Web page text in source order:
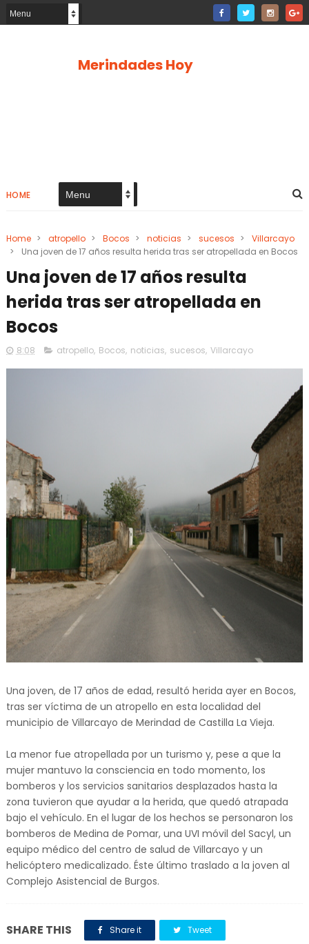
Merindades Hoy
HOME
Home > atropello > Bocos > noticias > sucesos >
Villarcayo
>
Una joven de 17 años resulta herida tras ser atropellada en Bocos
Una joven de 17 años resulta
herida tras ser atropellada en
Bocos
8:08 atropello, Bocos, noticias, sucesos, Villarcayo
Una joven, de 17 años de edad, resultó herida ayer en Bocos,
tras ser víctima de un atropello en esta localidad del
municipio de Villarcayo de Merindad de Castilla La Vieja.
La menor fue atropellada por un turismo y, pese a que la
mujer mantuvo la consciencia en todo momento, los
bomberos y los servicios sanitarios desplazados hasta la
zona tuvieron que ayudar a la herida, que quedó atrapada
bajo el vehículo. En el lugar de los hechos se personaron los
bomberos de Medina de Pomar, una UVI móvil del Sacyl, un
equipo médico del centro de salud de Villarcayo y un
helicóptero medicalizado. Éste último traslado a la joven al
Complejo Asistencial de Burgos.
SHARE THIS Share it Tweet